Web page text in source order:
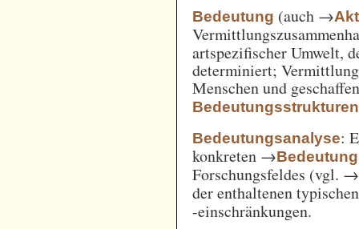
Bedeutung (auch →
artspezifischer Umwelt,
determiniert;
Menschen und
Bedeutungsstrukturen
Bedeutungsanalyse:
konkreten →
Forschungsfeldes (vgl. →
der enthaltenen
-einschränkungen.